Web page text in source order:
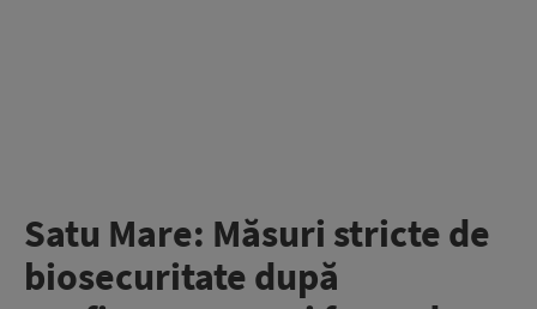
Satu Mare: Măsuri stricte de
biosecuritate după